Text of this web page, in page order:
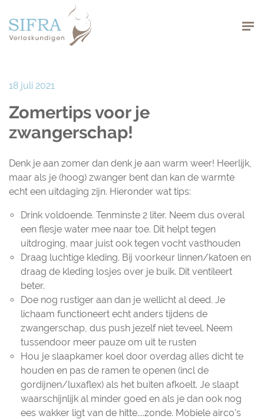
18 juli 2021
Zomertips voor je
zwangerschap!
Denk je aan zomer dan denk je aan warm weer! Heerlijk,
maar als je (hoog) zwanger bent dan kan de warmte
echt een uitdaging zijn. Hieronder wat tips:
Drink voldoende. Tenminste 2 liter. Neem dus overal
een flesje water mee naar toe. Dit helpt tegen
uitdroging, maar juist ook tegen vocht vasthouden
Draag luchtige kleding. Bij voorkeur linnen/katoen en
draag de kleding losjes over je buik. Dit ventileert
beter.
Doe nog rustiger aan dan je wellicht al deed. Je
lichaam functioneert echt anders tijdens de
zwangerschap, dus push jezelf niet teveel. Neem
tussendoor meer pauze om uit te rusten
Hou je slaapkamer koel door overdag alles dicht te
houden en pas de ramen te openen (incl de
gordijnen/luxaflex) als het buiten afkoelt. Je slaapt
waarschijnlijk al minder goed en als je dan ook nog
ees wakker ligt van de hitte....zonde. Mobiele airco's